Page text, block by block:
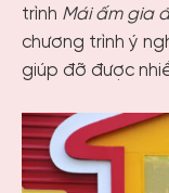
trình Mái ấm gia
chương trình ý
giúp đỡ được